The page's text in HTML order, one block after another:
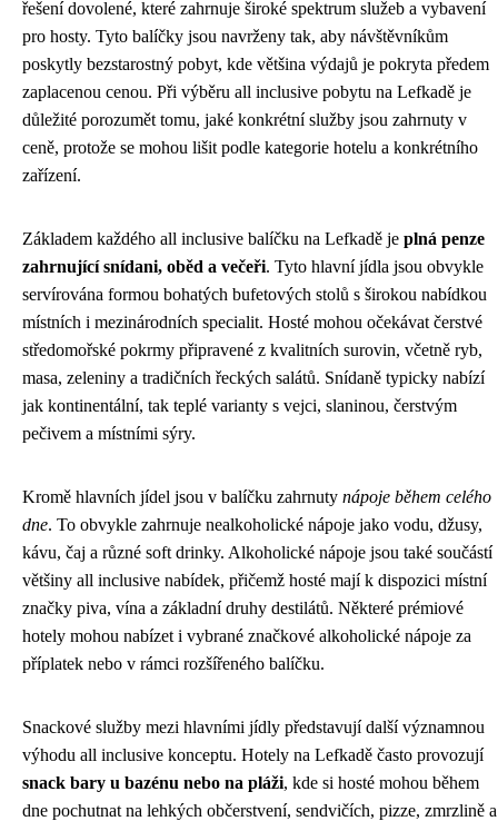
řešení dovolené, které zahrnuje široké spektrum služeb a vybavení
pro hosty. Tyto balíčky jsou navrženy tak, aby návštěvníkům
poskytly bezstarostný pobyt, kde většina výdajů je pokryta předem
zaplacenou cenou. Při výběru all inclusive pobytu na Lefkadě je
důležité porozumět tomu, jaké konkrétní služby jsou zahrnuty v
ceně, protože se mohou lišit podle kategorie hotelu a konkrétního
zařízení.
Základem každého all inclusive balíčku na Lefkadě je plná penze
zahrnující snídani, oběd a večeři. Tyto hlavní jídla jsou obvykle
servírována formou bohatých bufetových stolů s širokou nabídkou
místních i mezinárodních specialit. Hosté mohou očekávat čerstvé
středomořské pokrmy připravené z kvalitních surovin, včetně ryb,
masa, zeleniny a tradičních řeckých salátů. Snídaně typicky nabízí
jak kontinentální, tak teplé varianty s vejci, slaninou, čerstvým
pečivem a místními sýry.
Kromě hlavních jídel jsou v balíčku zahrnuty nápoje během celého
dne. To obvykle zahrnuje nealkoholické nápoje jako vodu, džusy,
kávu, čaj a různé soft drinky. Alkoholické nápoje jsou také součástí
většiny all inclusive nabídek, přičemž hosté mají k dispozici místní
značky piva, vína a základní druhy destilátů. Některé prémiové
hotely mohou nabízet i vybrané značkové alkoholické nápoje za
příplatek nebo v rámci rozšířeného balíčku.
Snackové služby mezi hlavními jídly představují další významnou
výhodu all inclusive konceptu. Hotely na Lefkadě často provozují
snack bary u bazénu nebo na pláži, kde si hosté mohou během
dne pochutnat na lehkých občerstvení, sendvičích, pizze, zmrzlině a